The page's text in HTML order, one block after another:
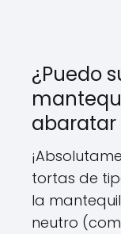
¿Puedo
abaratar
tortas de
la
neutro